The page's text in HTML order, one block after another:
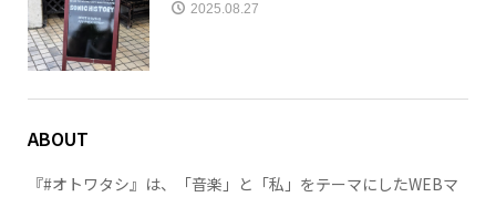
2025.08.27
ABOUT
『#オトワタシ』は、「音楽」と「私」をテーマにしたWEBマ